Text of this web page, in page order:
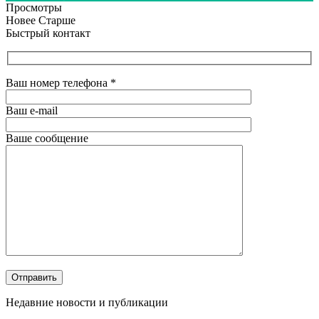
Просмотры
Новее Старше
Быстрый контакт
Ваш номер телефона *
Ваш e-mail
Ваше сообщение
Недавние новости и публикации